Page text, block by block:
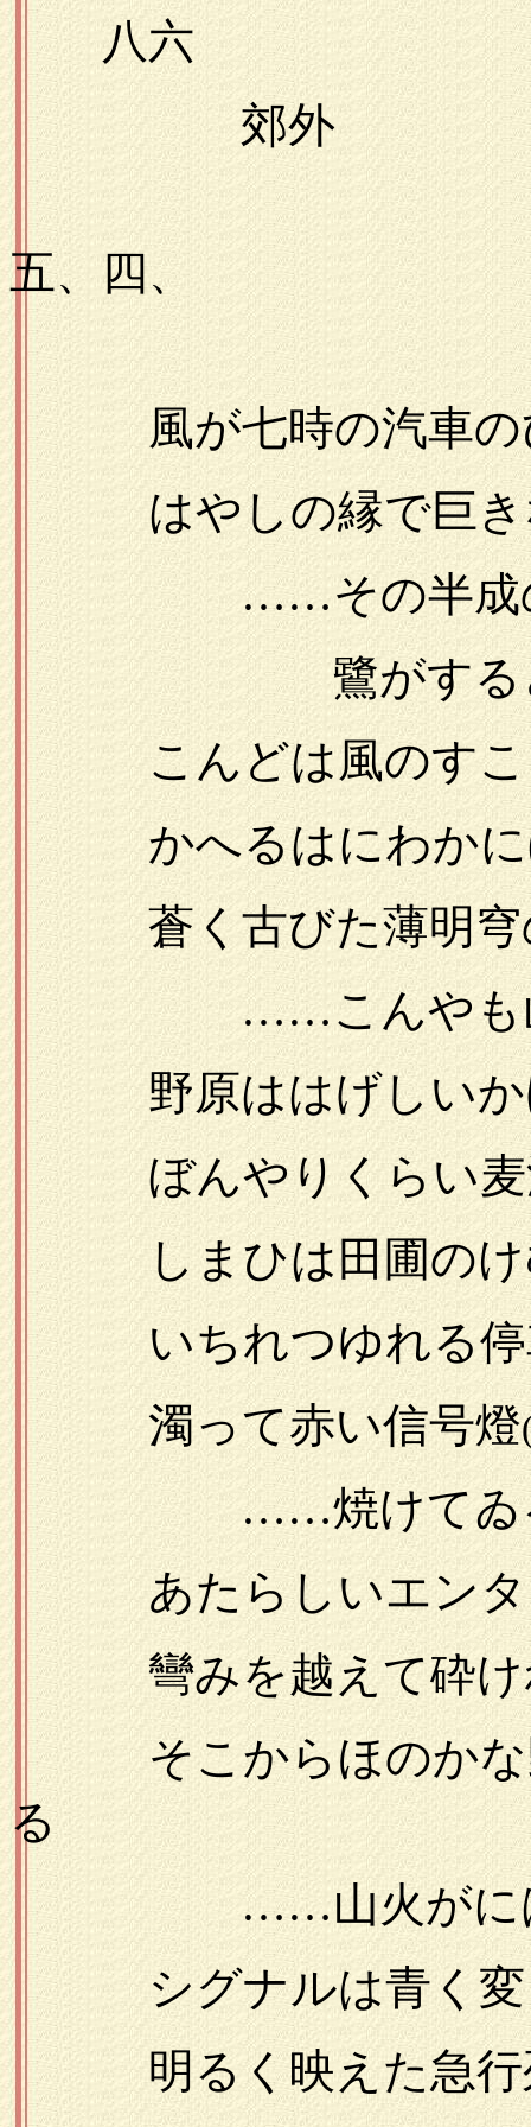
八六
郊外
一九
五、四、
風が七時の汽車のひ
はやしの縁で巨き
……その半成のロ
鷺がするどく
こんどは風のすこ
かへるはにわかに
蒼く古びた薄明穹
……こんやも山
野原ははげしいか
ぼんやりくらい麦
しまひは田圃のけ
いちれつゆれる停
濁って赤い信号燈
……焼けてゐるの
あたらしいエンタ
彎みを越えて砕け
そこからほのかな野
る
……山火がにはか
シグナルは青く変
明るく映えた急行